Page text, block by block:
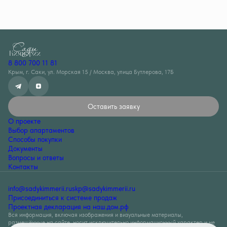
8 800 700 11 81
Крым, г. Саки, ул. Морская 15 / Москва, улица Бутлерова, 17Б
Оставить заявку
О проекте
Выбор апартаментов
Способы покупки
Документы
Вопросы и ответы
Контакты
info@sadykimmerii.ruskp@sadykimmerii.ru
Присоединиться к системе продаж
Проектная декларация на наш.дом.рф
Вся информация, включая изображения и визуальные материалы,
размещённые на сайте, носит исключительно информационный характер и не